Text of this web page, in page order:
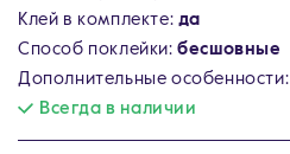
Клей в комплекте: да
Способ поклейки:бесшовные
Дополнительные особенности:
Всегда в наличии